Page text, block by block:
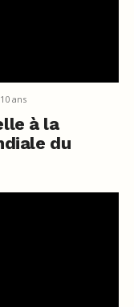
ans
à la
du